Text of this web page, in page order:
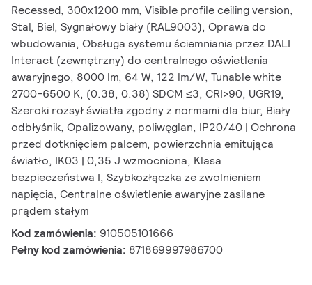
Recessed, 300x1200 mm, Visible profile ceiling version,
Stal, Biel, Sygnałowy biały (RAL9003), Oprawa do
wbudowania, Obsługa systemu ściemniania przez DALI
Interact (zewnętrzny) do centralnego oświetlenia
awaryjnego, 8000 lm, 64 W, 122 lm/W, Tunable white
2700-6500 K, (0.38, 0.38) SDCM ≤3, CRI>90, UGR19,
Szeroki rozsył światła zgodny z normami dla biur, Biały
odbłyśnik, Opalizowany, poliwęglan, IP20/40 | Ochrona
przed dotknięciem palcem, powierzchnia emitująca
światło, IK03 | 0,35 J wzmocniona, Klasa
bezpieczeństwa I, Szybkozłączka ze zwolnieniem
napięcia, Centralne oświetlenie awaryjne zasilane
prądem stałym
Kod zamówienia: 910505101666
Pełny kod zamówienia: 871869997986700